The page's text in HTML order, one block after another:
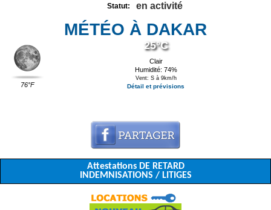
Statut: en activité
MÉTÉO À DAKAR
76°F
25°C
Clair
Humidité: 74%
Vent: S à 9km/h
Détail et prévisions
Attestations DE RETARD
INDEMNISATIONS / LITIGES